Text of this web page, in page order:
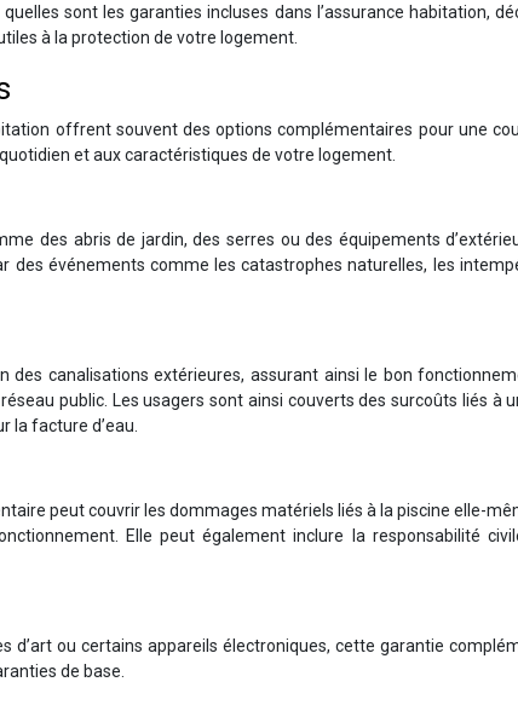
sont les garanties incluses dans l’assurance habitation,
à la protection de votre logement.
offrent souvent des options complémentaires pour une
et aux caractéristiques de votre logement.
des abris de jardin, des serres ou des équipements
des événements comme les catastrophes naturelles, les
canalisations extérieures, assurant ainsi le bon
public. Les usagers sont ainsi couverts des surcoûts liés à
la facture d’eau.
peut couvrir les dommages matériels liés à la piscine elle-
Elle peut également inclure la responsabilité
d’art ou certains appareils électroniques, cette garantie
de base.